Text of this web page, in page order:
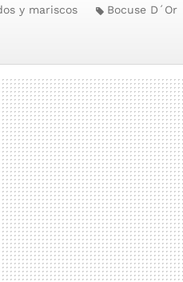
y mariscos Bocuse D´Or